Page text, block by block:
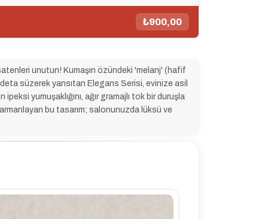
₺900,00
unutun! Kumaşın özündeki 'melanj' (hafif
adeta süzerek yansıtan Elegans Serisi, evinize asil
ipeksi yumuşaklığını, ağır gramajlı tok bir duruşla
bu tasarım; salonunuzda lüksü ve